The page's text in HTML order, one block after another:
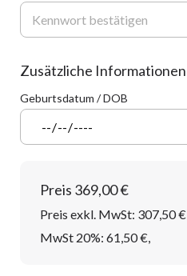
Zusätzliche Informationen
Geburtsdatum / DOB
Preis 369,00 €
Preis exkl. MwSt: 307,50 €
MwSt 20%: 61,50 €,